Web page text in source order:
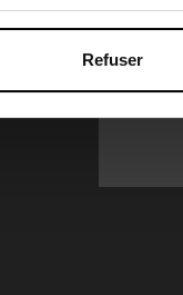
Refuser